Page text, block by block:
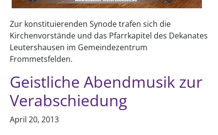
Zur konstituierenden Synode trafen sich die
Kirchenvorstände und das Pfarrkapitel des Dekanates
Leutershausen im Gemeindezentrum
Frommetsfelden.
Geistliche Abendmusik zur
Verabschiedung
April 20, 2013